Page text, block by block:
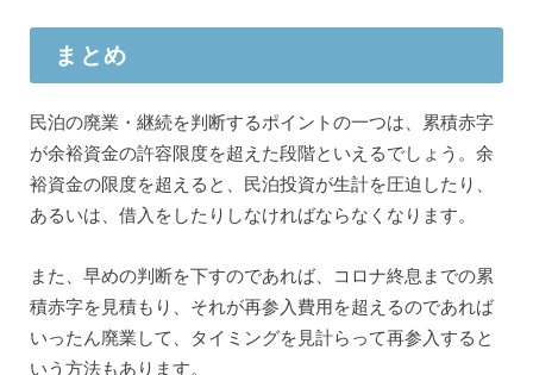
まとめ
民泊の廃業・継続を判断するポイントの一つは、累積赤字
が余裕資金の許容限度を超えた段階といえるでしょう。余
裕資金の限度を超えると、民泊投資が生計を圧迫したり、
あるいは、借入をしたりしなければならなくなります。
また、早めの判断を下すのであれば、コロナ終息までの累
積赤字を見積もり、それが再参入費用を超えるのであれば
いったん廃業して、タイミングを見計らって再参入すると
いう方法もあります。